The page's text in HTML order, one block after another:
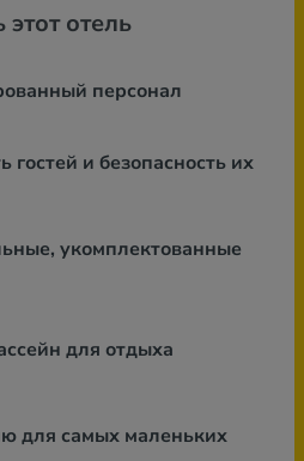
отель
персонал
гостей и безопасность их
укомплектованные
для отдыха
для самых маленьких